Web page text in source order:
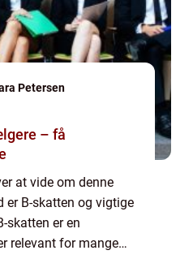
Petersen
– få
at vide om denne
er B-skatten og vigtige
skatten er en
relevant for mange